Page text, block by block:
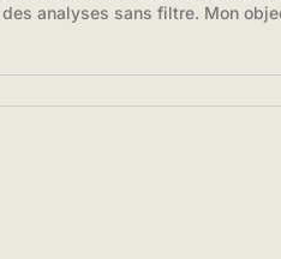
analyses sans filtre. Mon